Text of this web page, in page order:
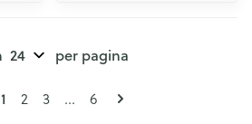
Pagina's
U lees momenteel pagina
1 Pagina
2 Pagina
3 ... Pagina
6
per pagina